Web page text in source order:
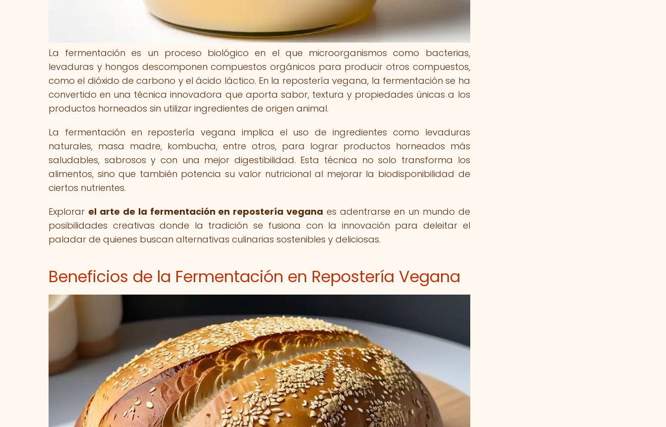
La fermentación es un proceso biológico en el que microorganismos como bacterias,
levaduras y hongos descomponen compuestos orgánicos para producir otros compuestos,
como el dióxido de carbono y el ácido láctico. En la repostería vegana, la fermentación se ha
convertido en una técnica innovadora que aporta sabor, textura y propiedades únicas a los
productos horneados sin utilizar ingredientes de origen animal.
La fermentación en repostería vegana implica el uso de ingredientes como levaduras
naturales, masa madre, kombucha, entre otros, para lograr productos horneados más
saludables, sabrosos y con una mejor digestibilidad. Esta técnica no solo transforma los
alimentos, sino que también potencia su valor nutricional al mejorar la biodisponibilidad de
ciertos nutrientes.
Explorar el arte de la fermentación en repostería vegana es adentrarse en un mundo de
posibilidades creativas donde la tradición se fusiona con la innovación para deleitar el
paladar de quienes buscan alternativas culinarias sostenibles y deliciosas.
Beneficios de la Fermentación en Repostería Vegana